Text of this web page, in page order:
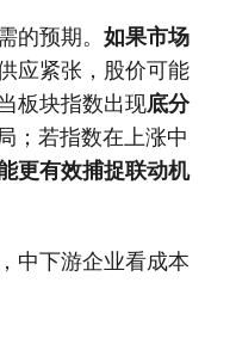
的预期。 如果市场
应紧张，股价可能
板块指数出现底分
；若指数在上涨中
更有效捕捉联动机
中下游企业看成本